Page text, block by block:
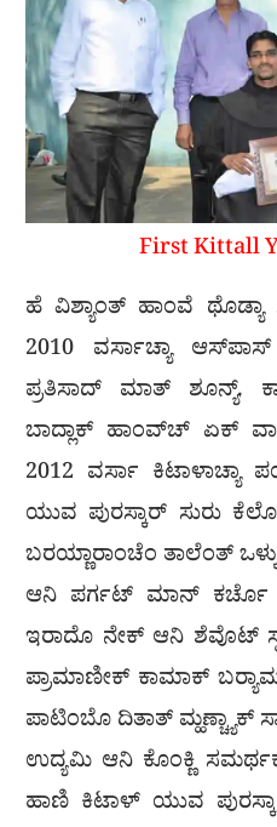
First Kittall
ಹೆ ವಿಶ್ಯಾಂತ್ ಹಾಂವೆ ಥೊಡ್ಯಾ
2010 ವರ್ಸಾಚ್ಯಾ
ಪ್ರತಿಸಾದ್ ಮಾತ್ ಶೂನ್ಯ್.
ಬಾದ್ಲಾಕ್ ಹಾಂವ್‌ಚ್ ಏಕ್
2012 ವರ್ಸಾ ಕಿಟಾಳಾಚ್ಯಾ
ಯುವ ಪುರಸ್ಕಾರ್ ಸುರು
ಬರಯ್ಣಾರಾಂಚೆಂ ತಾಲೆಂತ್
ಆನಿ ಪರ್ಗಟ್ ಮಾನ್ ಕರ್ಚೊ
ಇರಾದೊ ನೇಕ್ ಆನಿ ಶೆವೊಟ್
ಪ್ರಾಮಾಣೀಕ್ ಕಾಮಾಕ್
ಪಾಟಿಂಬೊ ದಿತಾತ್ ಮ್ಹಣ್ಚ್ಯಾಕ್
ಉದ್ಯಮಿ ಆನಿ ಕೊಂಕ್ಣಿ
ಹಾಣಿ ಕಿಟಾಳ್ ಯುವ